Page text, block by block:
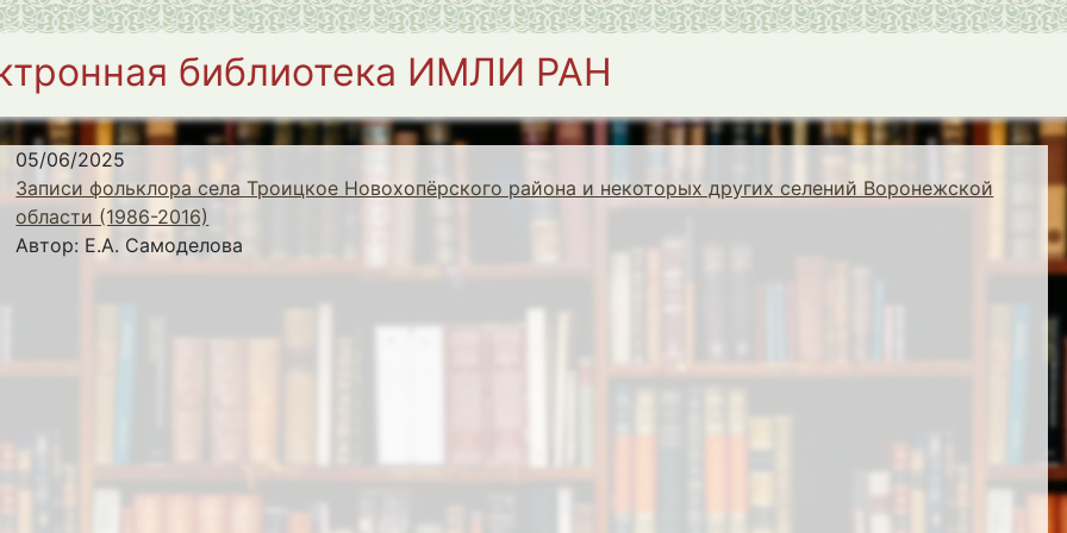
библиотека ИМЛИ РАН
05/06/2025
Записи фольклора села Троицкое Новохопёрского района и некоторых других селений Воронежской
области (1986-2016)
Автор: Е.А. Самоделова